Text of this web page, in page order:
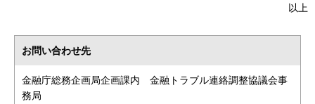
以上
お問い合わせ先
金融庁総務企画局企画課内 金融トラブル連絡調整協議会事
務局